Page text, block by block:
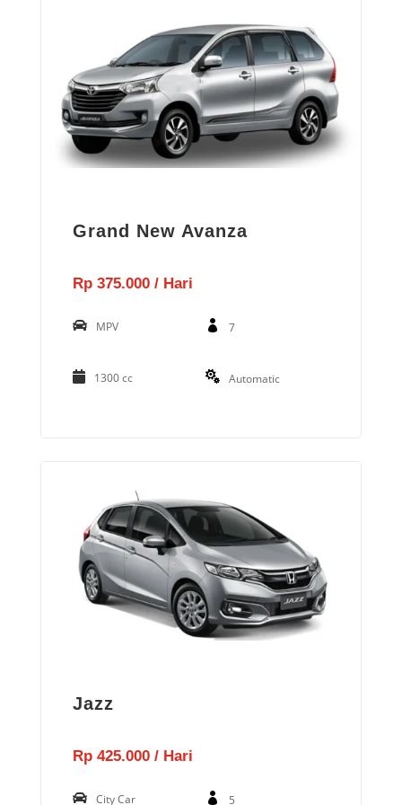
Grand New Avanza
Rp 375.000 / Hari
MPV 7
1300 cc Automatic
Jazz
Rp 425.000 / Hari
City Car 5